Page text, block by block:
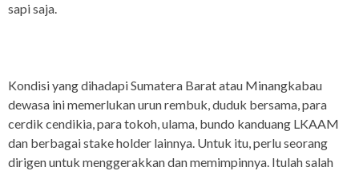
sapi saja.
Kondisi yang dihadapi Sumatera Barat atau Minangkabau
dewasa ini memerlukan urun rembuk, duduk bersama, para
cerdik cendikia, para tokoh, ulama, bundo kanduang LKAAM
dan berbagai stake holder lainnya. Untuk itu, perlu seorang
dirigen untuk menggerakkan dan memimpinnya. Itulah salah